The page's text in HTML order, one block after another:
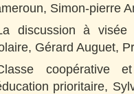
Simon-pierre
discussion à visée
Gérard Auguet,
coopérative
prioritaire,